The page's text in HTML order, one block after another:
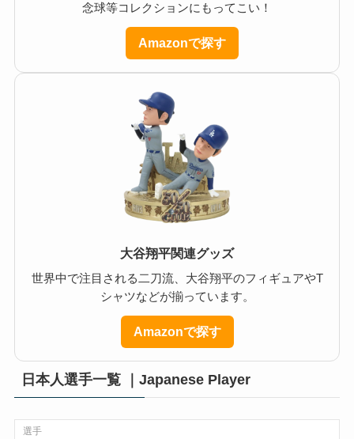
念球等コレクションにもってこい！
Amazonで探す
大谷翔平関連グッズ
世界中で注目される二刀流、大谷翔平のフィギュアやT
シャツなどが揃っています。
Amazonで探す
日本人選手一覧 ｜Japanese Player
選手